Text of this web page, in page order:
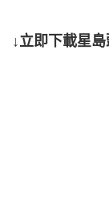
↓立即下載星